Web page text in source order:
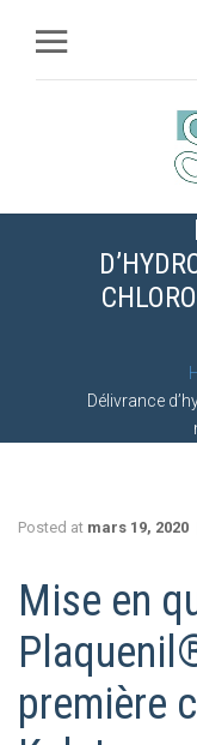
Délivrance
Posted at mars 19, 2020
Mise en
première